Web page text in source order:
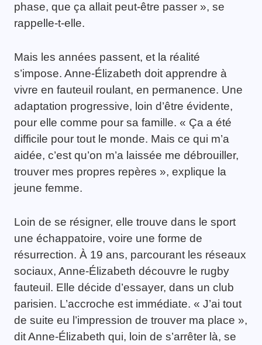
phase, que ça allait peut-être passer », se
rappelle-t-elle.
Mais les années passent, et la réalité
s’impose. Anne-Élizabeth doit apprendre à
vivre en fauteuil roulant, en permanence. Une
adaptation progressive, loin d’être évidente,
pour elle comme pour sa famille. « Ça a été
difficile pour tout le monde. Mais ce qui m’a
aidée, c’est qu’on m’a laissée me débrouiller,
trouver mes propres repères », explique la
jeune femme.
Loin de se résigner, elle trouve dans le sport
une échappatoire, voire une forme de
résurrection. À 19 ans, parcourant les réseaux
sociaux, Anne-Élizabeth découvre le rugby
fauteuil. Elle décide d’essayer, dans un club
parisien. L’accroche est immédiate. « J’ai tout
de suite eu l’impression de trouver ma place »,
dit Anne-Élizabeth qui, loin de s’arrêter là, se